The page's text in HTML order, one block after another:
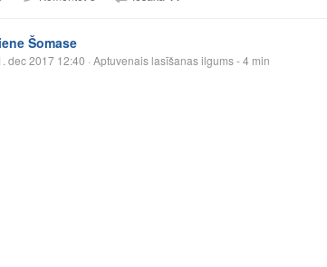
Šomase
dec 2017 12:40 · Aptuvenais lasīšanas ilgums - 4 min